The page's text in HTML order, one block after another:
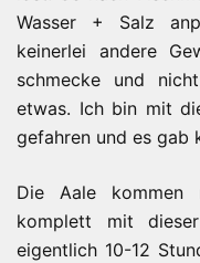
Wasser + Salz
keinerlei andere
schmecke und
etwas. Ich bin mit
gefahren und es gab
Die Aale
komplett mit
eigentlich 10-12